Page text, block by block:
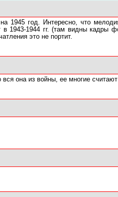
1945 год. Интересно, что
1943-1944 гг. (там видны кадры
это не портит.
она из войны, ее многие